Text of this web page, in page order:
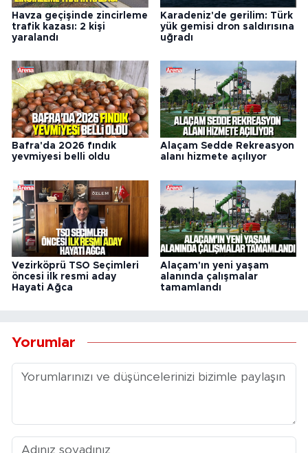
Havza geçişinde zincirleme
trafik kazası: 2 kişi
yaralandı
Karadeniz'de gerilim: Türk
yük gemisi dron saldırısına
uğradı
Bafra'da 2026 fındık
yevmiyesi belli oldu
Alaçam Sedde Rekreasyon
alanı hizmete açılıyor
Vezirköprü TSO Seçimleri
öncesi ilk resmi aday
Hayati Ağca
Alaçam'ın yeni yaşam
alanında çalışmalar
tamamlandı
Yorumlar